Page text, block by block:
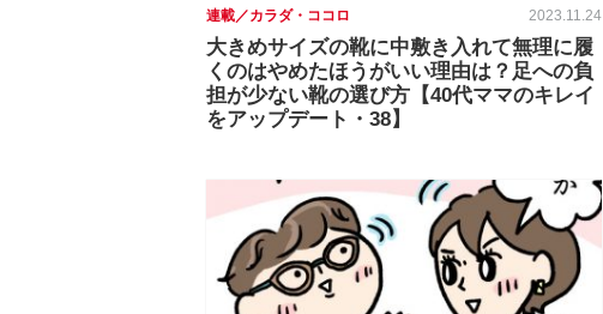
連載／カラダ・ココロ 2023.11.24
大きめサイズの靴に中敷き入れて無理に履
くのはやめたほうがいい理由は？足への負
担が少ない靴の選び方【40代ママのキレイ
をアップデート・38】